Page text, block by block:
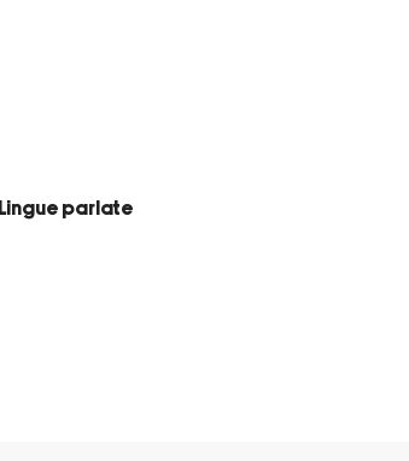
Lingue parlate
Lingue parlate